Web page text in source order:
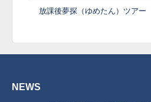
放課後夢探（ゆめたん）ツアー
NEWS